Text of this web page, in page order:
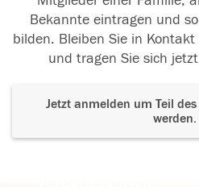
Bekannte eintragen und
bilden. Bleiben Sie in
und tragen Sie sich
Jetzt anmelden um Teil
werden.